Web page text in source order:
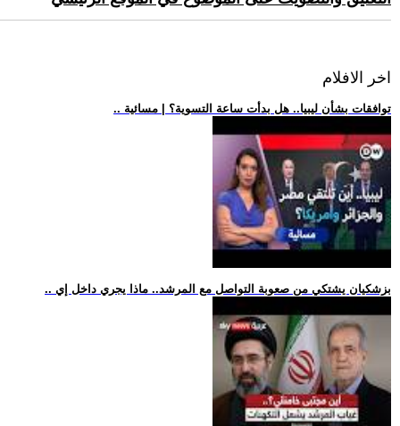
اخر الافلام
.. توافقات بشأن ليبيا.. هل بدأت ساعة التسوية؟ | مسائية
.. بزشكيان يشتكي من صعوبة التواصل مع المرشد.. ماذا يجري داخل إي